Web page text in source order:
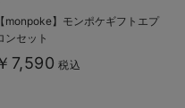
【monpoke】モンポケギフトエプ
ンセット
7,590 税込